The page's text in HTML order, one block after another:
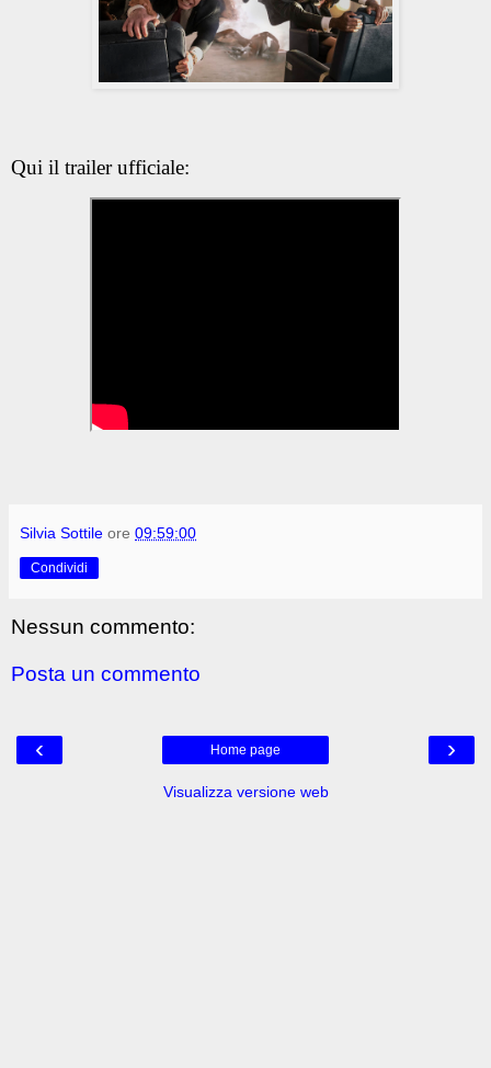
Qui il trailer ufficiale:
Silvia Sottile ore 09:59:00
Condividi
Nessun commento:
Posta un commento
‹ ›
Home page
Visualizza versione web